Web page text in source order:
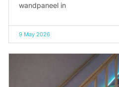
wandpaneel in
9 May 2026